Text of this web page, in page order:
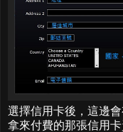
選擇信用卡後，這邊
拿來付費的那張信用